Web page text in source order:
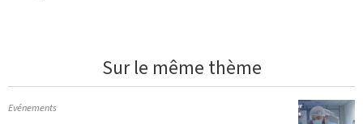
Sur le même thème
Evénements